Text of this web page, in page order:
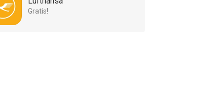
Gratis!